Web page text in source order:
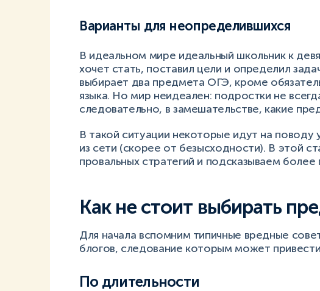
Варианты для неопределившихся
В идеальном мире идеальный школьник к
хочет стать, поставил цели и определил
выбирает два предмета ОГЭ, кроме
языка. Но мир неидеален: подростки не
следовательно, в замешательстве, какие
В такой ситуации некоторые идут на поводу
из сети (скорее от безысходности). В этой
провальных стратегий и подсказываем
Как не стоит выбирать
Для начала вспомним типичные вредные
блогов, следование которым может
По длительности